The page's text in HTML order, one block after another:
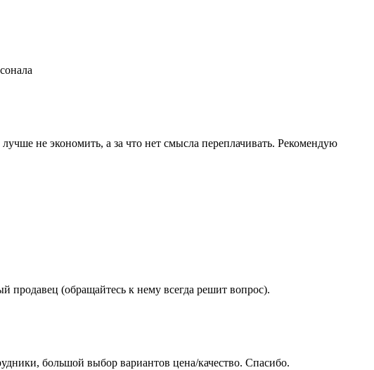
не экономить, а за что нет смысла переплачивать. Рекомендую
продавец (обращайтесь к нему всегда решит вопрос).
большой выбор вариантов цена/качество. Спасибо.